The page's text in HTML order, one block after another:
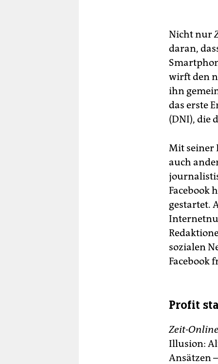
Nicht nur
daran,
wirft den
ihn
das erste
(DNI), die
Mit seiner
auch
Facebook
gestartet.
sozialen
Facebook
Profit
Zeit-
Illusion:
Ansätzen